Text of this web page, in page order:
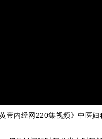
黄帝内经网220集视频》中医